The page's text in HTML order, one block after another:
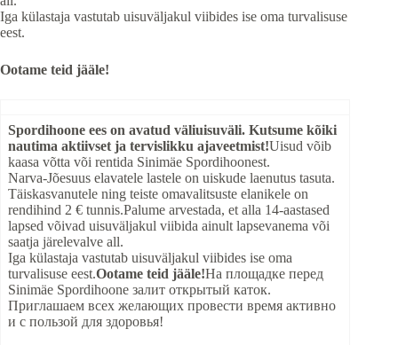
Iga külastaja vastutab uisuväljakul viibides ise oma turvalisuse
eest.
Ootame teid jääle!
Spordihoone ees on avatud väliuisuväli. Kutsume kõiki
nautima aktiivset ja tervislikku ajaveetmist!Uisud võib
kaasa võtta või rentida Sinimäe Spordihoonest.
Narva-Jõesuus elavatele lastele on uiskude laenutus tasuta.
Täiskasvanutele ning teiste omavalitsuste elanikele on
rendihind 2 € tunnis.Palume arvestada, et alla 14-aastased
lapsed võivad uisuväljakul viibida ainult lapsevanema või
saatja järelevalve all.
Iga külastaja vastutab uisuväljakul viibides ise oma
turvalisuse eest.Ootame teid jääle!На площадке перед
Sinimäe Spordihoone залит открытый каток.
Приглашаем всех желающих провести время активно
и с пользой для здоровья!